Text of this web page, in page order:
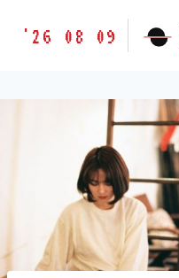
胶
味
LETSFILM
'26 08 09